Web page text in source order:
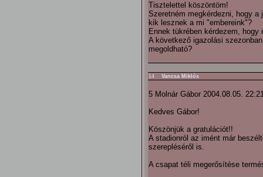
Tisztelettel köszöntöm!
Szeretném megkérdezni, hogy a
kik lesznek a mi "embereink"?
Ennek tükrében kérdezem,
A következő igazolási
megoldható?
14 Vancsa Miklós
5 Molnár Gábor 2004.08.05.
Kedves Gábor!
Köszönjük a gratulációt!!
A stadionról az imént már
szerepléséről is.
A csapat téli megerősítése